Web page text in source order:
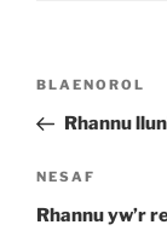
Llywio
Cofnod
Blaenorol
BLAENOROL
Rhannu
Cofnod
Nesaf
NESAF
Rhannu yw’r